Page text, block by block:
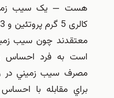
معتقدند چون سیب
است به فرد احساس
مصرف سيب زميني در
براي مقابله با